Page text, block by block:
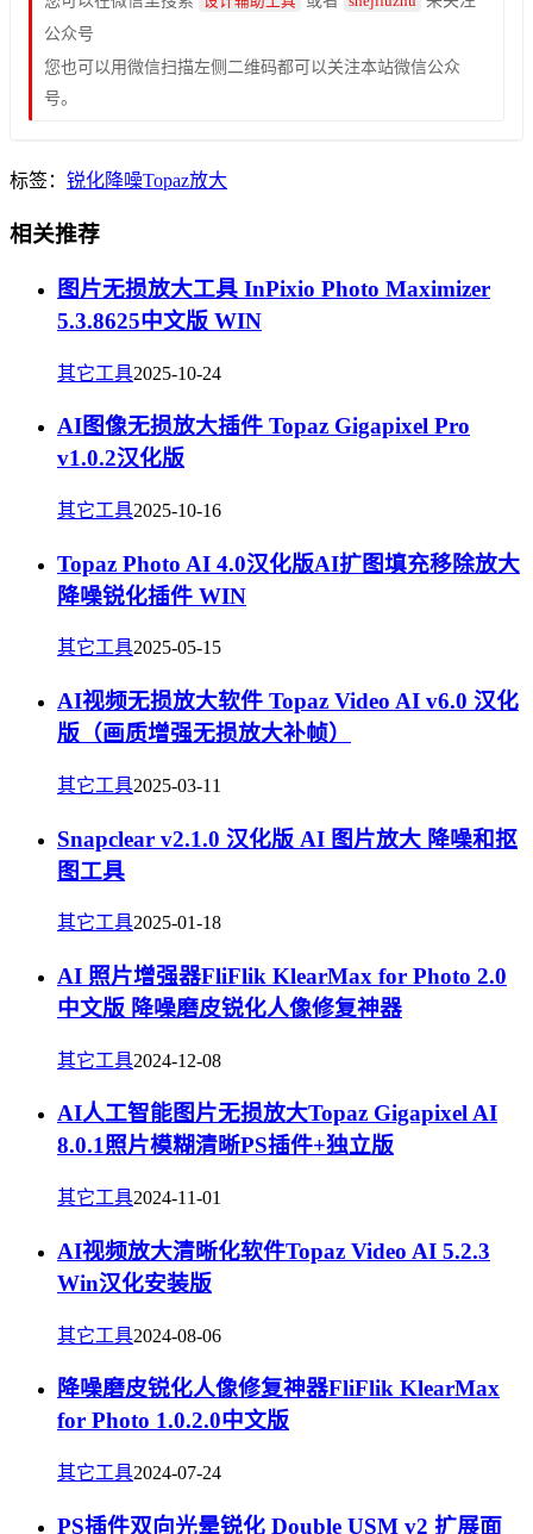
公众号
您也可以用微信扫描左侧二维码都可以关注本站微信公众
号。
标签： 锐化降噪Topaz放大
相关推荐
图片无损放大工具 InPixio Photo Maximizer
5.3.8625中文版 WIN
其它工具2025-10-24
AI图像无损放大插件 Topaz Gigapixel Pro
v1.0.2汉化版
其它工具2025-10-16
Topaz Photo AI 4.0汉化版AI扩图填充移除放大
降噪锐化插件 WIN
其它工具2025-05-15
AI视频无损放大软件 Topaz Video AI v6.0 汉化
版（画质增强无损放大补帧）
其它工具2025-03-11
Snapclear v2.1.0 汉化版 AI 图片放大 降噪和抠
图工具
其它工具2025-01-18
AI 照片增强器FliFlik KlearMax for Photo 2.0
中文版 降噪磨皮锐化人像修复神器
其它工具2024-12-08
AI人工智能图片无损放大Topaz Gigapixel AI
8.0.1照片模糊清晰PS插件+独立版
其它工具2024-11-01
AI视频放大清晰化软件Topaz Video AI 5.2.3
Win汉化安装版
其它工具2024-08-06
降噪磨皮锐化人像修复神器FliFlik KlearMax
for Photo 1.0.2.0中文版
其它工具2024-07-24
PS插件双向光晕锐化 Double USM v2 扩展面